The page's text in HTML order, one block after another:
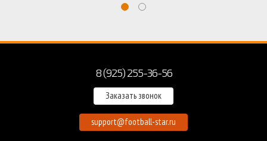
8 (925) 255-36-56
Заказать звонок
support@football-star.ru